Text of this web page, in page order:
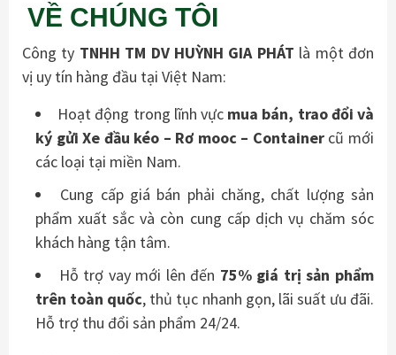
VỀ CHÚNG TÔI
Công ty TNHH TM DV HUỲNH GIA PHÁT là một đơn
vị uy tín hàng đầu tại Việt Nam:
Hoạt động trong lĩnh vực mua bán, trao đổi và
ký gửi Xe đầu kéo – Rơ mooc – Container cũ mới
các loại tại miền Nam.
Cung cấp giá bán phải chăng, chất lượng sản
phẩm xuất sắc và còn cung cấp dịch vụ chăm sóc
khách hàng tận tâm.
Hỗ trợ vay mới lên đến 75% giá trị sản phẩm
trên toàn quốc, thủ tục nhanh gọn, lãi suất ưu đãi.
Hỗ trợ thu đổi sản phẩm 24/24.